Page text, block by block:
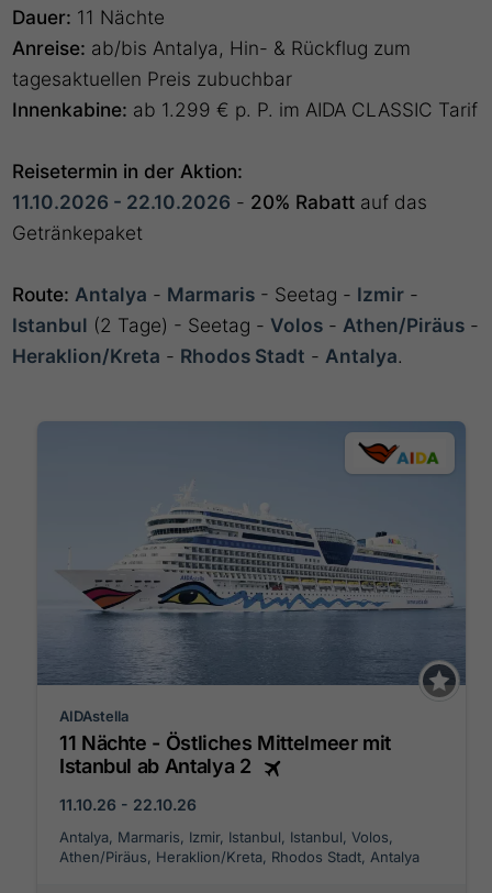
Dauer: 11 Nächte
Anreise: ab/bis Antalya, Hin- & Rückflug zum
tagesaktuellen Preis zubuchbar
Innenkabine: ab 1.299 € p. P. im AIDA CLASSIC Tarif
Reisetermin in der Aktion:
11.10.2026 - 22.10.2026 - 20% Rabatt auf das
Getränkepaket
Route:Antalya - Marmaris - Seetag - Izmir -
Istanbul (2 Tage) - Seetag - Volos -Athen/Piräus -
Heraklion/Kreta - Rhodos Stadt -Antalya.
AIDAstella
11 Nächte - Östliches Mittelmeer mit
Istanbul ab Antalya 2
11.10.26 - 22.10.26
Antalya, Marmaris, Izmir, Istanbul, Istanbul, Volos,
Athen/Piräus, Heraklion/Kreta, Rhodos Stadt, Antalya